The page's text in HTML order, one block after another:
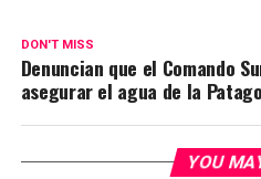
DON'T MISS
Denuncian que el Comando
asegurar el agua de la
YOU